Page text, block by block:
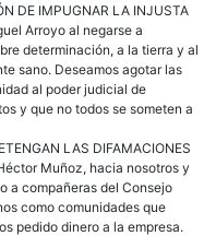
DE IMPUGNAR LA INJUSTA
Arroyo al negarse a
determinación, a la tierra y al
sano. Deseamos agotar las
al poder judicial de
y que no todos se someten a
LAS DIFAMACIONES
Muñoz, hacia nosotros y
a compañeras del Consejo
como comunidades que
pedido dinero a la empresa.